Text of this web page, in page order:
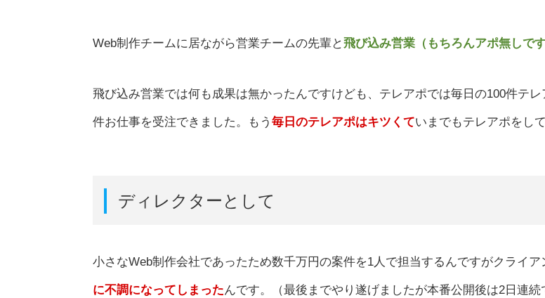
Web制作チームに居ながら営業チームの先輩と飛び込み営業（もちろんアポ無しで
飛び込み営業では何も成果は無かったんですけども、テレアポでは毎日の100件テ
件お仕事を受注できました。もう 毎日のテレアポはキツくていまでもテレアポをし
ディレクターとして
小さなWeb制作会社であったため数千万円の案件を1人で担当するんですがクライ
に不調になってしまったんです。（最後までやり遂げましたが本番公開後は2日連